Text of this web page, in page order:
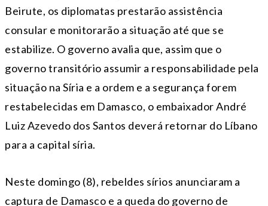
Beirute, os diplomatas prestarão assistência
consular e monitorarão a situação até que se
estabilize. O governo avalia que, assim que o
governo transitório assumir a responsabilidade pela
situação na Síria e a ordem e a segurança forem
restabelecidas em Damasco, o embaixador André
Luiz Azevedo dos Santos deverá retornar do Líbano
para a capital síria.
Neste domingo (8), rebeldes sírios anunciaram a
captura de Damasco e a queda do governo de